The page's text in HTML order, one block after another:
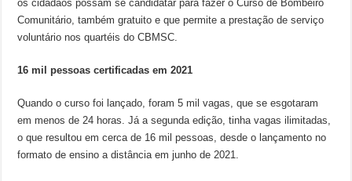
os cidadãos possam se candidatar para fazer o Curso de Bombeiro
Comunitário, também gratuito e que permite a prestação de serviço
voluntário nos quartéis do CBMSC.
16 mil pessoas certificadas em 2021
Quando o curso foi lançado, foram 5 mil vagas, que se esgotaram
em menos de 24 horas. Já a segunda edição, tinha vagas ilimitadas,
o que resultou em cerca de 16 mil pessoas, desde o lançamento no
formato de ensino a distância em junho de 2021.